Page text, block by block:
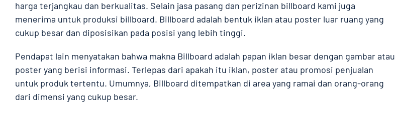
harga terjangkau dan berkualitas. Selain jasa pasang dan perizinan billboard kami juga
menerima untuk produksi billboard. Billboard adalah bentuk iklan atau poster luar ruang yang
cukup besar dan diposisikan pada posisi yang lebih tinggi.
Pendapat lain menyatakan bahwa makna Billboard adalah papan iklan besar dengan gambar atau
poster yang berisi informasi. Terlepas dari apakah itu iklan, poster atau promosi penjualan
untuk produk tertentu. Umumnya, Billboard ditempatkan di area yang ramai dan orang-orang
dari dimensi yang cukup besar.